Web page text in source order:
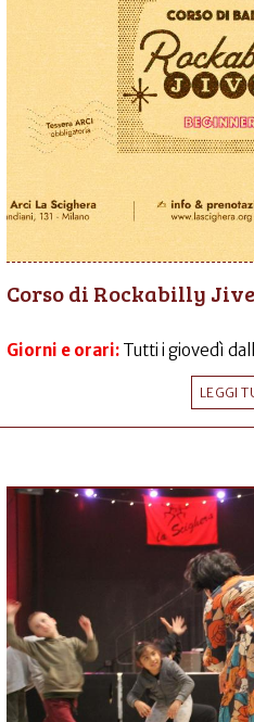
Corso di Rockabilly
Giorni e orari: Tutti i giovedì
LEGGI